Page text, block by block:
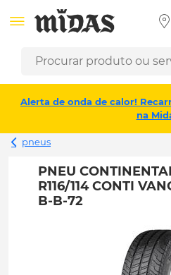
Alerta de onda de calor!
na
pneus
PNEU
R116/114 CONTI
B-B-72